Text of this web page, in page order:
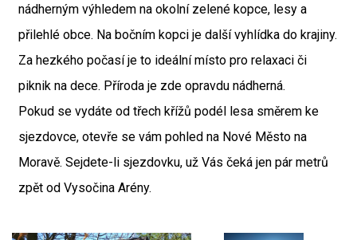
nádherným výhledem na okolní zelené kopce, lesy a
přilehlé obce. Na bočním kopci je další vyhlídka do krajiny.
Za hezkého počasí je to ideální místo pro relaxaci či
piknik na dece. Příroda je zde opravdu nádherná.
Pokud se vydáte od třech křížů podél lesa směrem ke
sjezdovce, otevře se vám pohled na Nové Město na
Moravě. Sejdete-li sjezdovku, už Vás čeká jen pár metrů
zpět od Vysočina Arény.